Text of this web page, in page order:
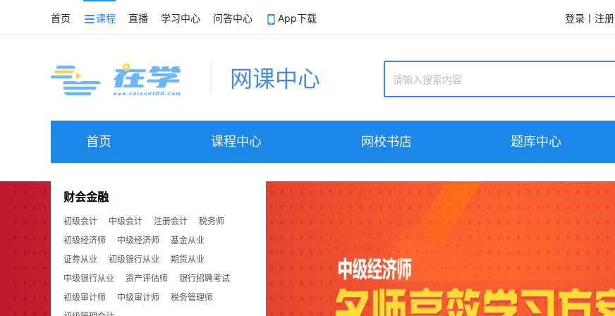
首页 课程 直播 学习中心 问答中心 App下载 登录 丨 注册
网课中心
首页 课程中心 网校书店 题库中心
财会金融
初级会计 中级会计 注册会计
税务师
初级经济师
中级经济师
基金从业
证券从业
初级银行从业
期货从业
中级银行从业
资产评估师
银行招聘考试
初级审计师
中级审计师
税务管理师